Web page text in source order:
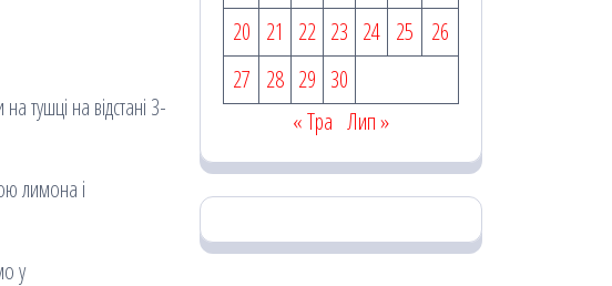
тушці на відстані 3-
лимона і
у
20 21 22 23 24 25
26
27 28 29 30
« Тра Лип »